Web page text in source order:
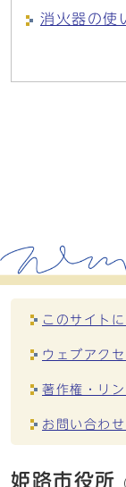
消火器の使
このサイト
ウェブアク
著作権・リ
お問い合わ
姫路市役所